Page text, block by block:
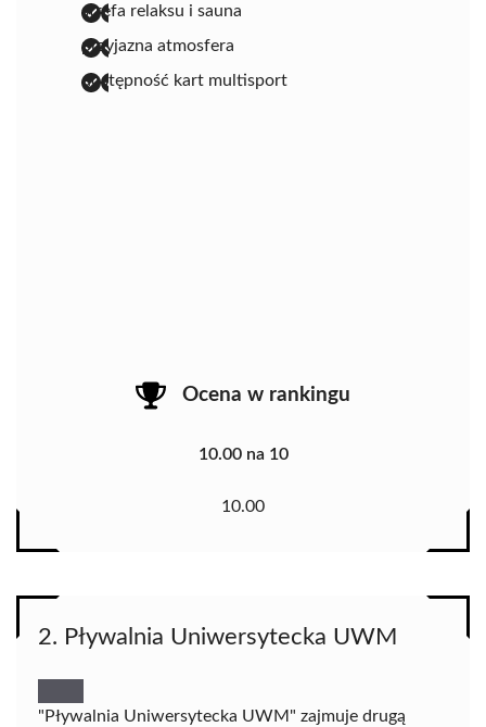
strefa relaksu i sauna
przyjazna atmosfera
dostępność kart multisport
Ocena w rankingu
10.00 na 10
10.00
2. Pływalnia Uniwersytecka UWM
"Pływalnia Uniwersytecka UWM" zajmuje drugą